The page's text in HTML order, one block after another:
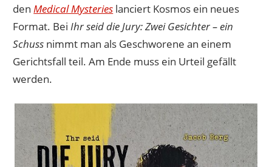
denMedical Mysteries lanciert Kosmos ein neues
Format. BeiIhr seid die Jury: Zwei Gesichter – ein
Schuss nimmt man als Geschworene an einem
Gerichtsfall teil. Am Ende muss ein Urteil gefällt
werden.